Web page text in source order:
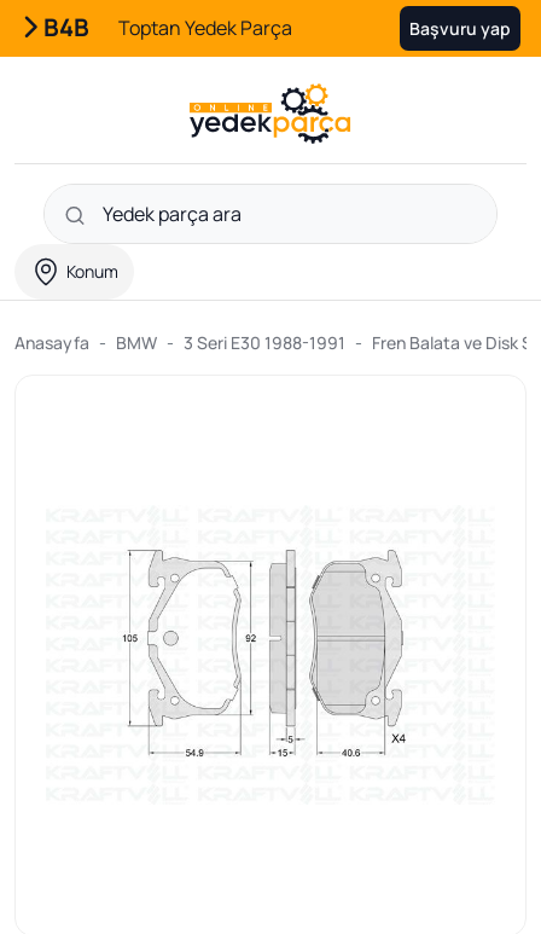
B4B Toptan Yedek Parça Başvuru yap
Konum
Anasayfa BMW 3 Seri E30 1988-1991 Fren Balata ve Disk